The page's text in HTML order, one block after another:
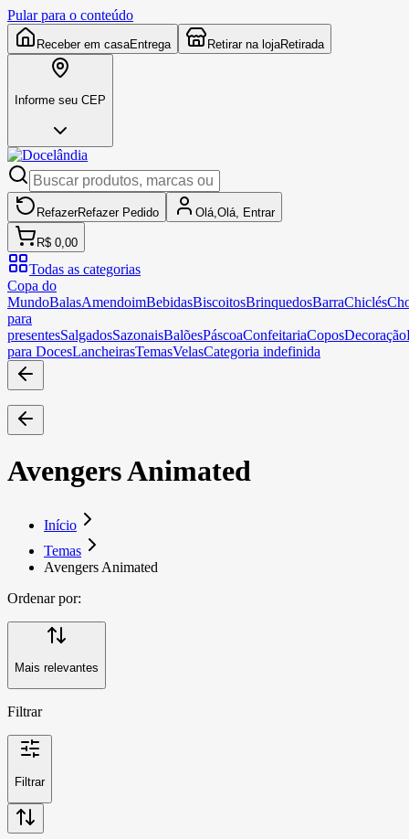
Pular para o conteúdo
Receber em casaEntrega Retirar na lojaRetirada
Informe seu CEP
RefazerRefazer Pedido Olá, Olá, Entrar
R$ 0,00
Todas as categorias
Copa do
MundoBalasAmendoimBebidasBiscoitosBrinquedosBarraChiclés
para
presentesSalgadosSazonaisBalõesPáscoaConfeitariaCoposDecoração
para DocesLancheirasTemasVelasCategoria indefinida
Avengers Animated
Início
Temas
Avengers Animated
Ordenar por:
Mais relevantes
Filtrar
Filtrar